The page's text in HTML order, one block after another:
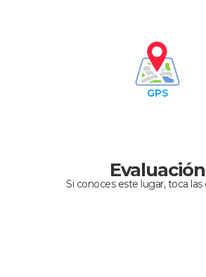
GPS
Evaluación
Si conoces este lugar, toca las